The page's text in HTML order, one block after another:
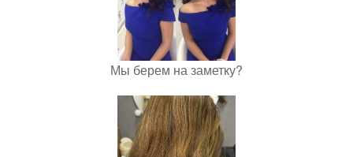
Мы берем на заметку?